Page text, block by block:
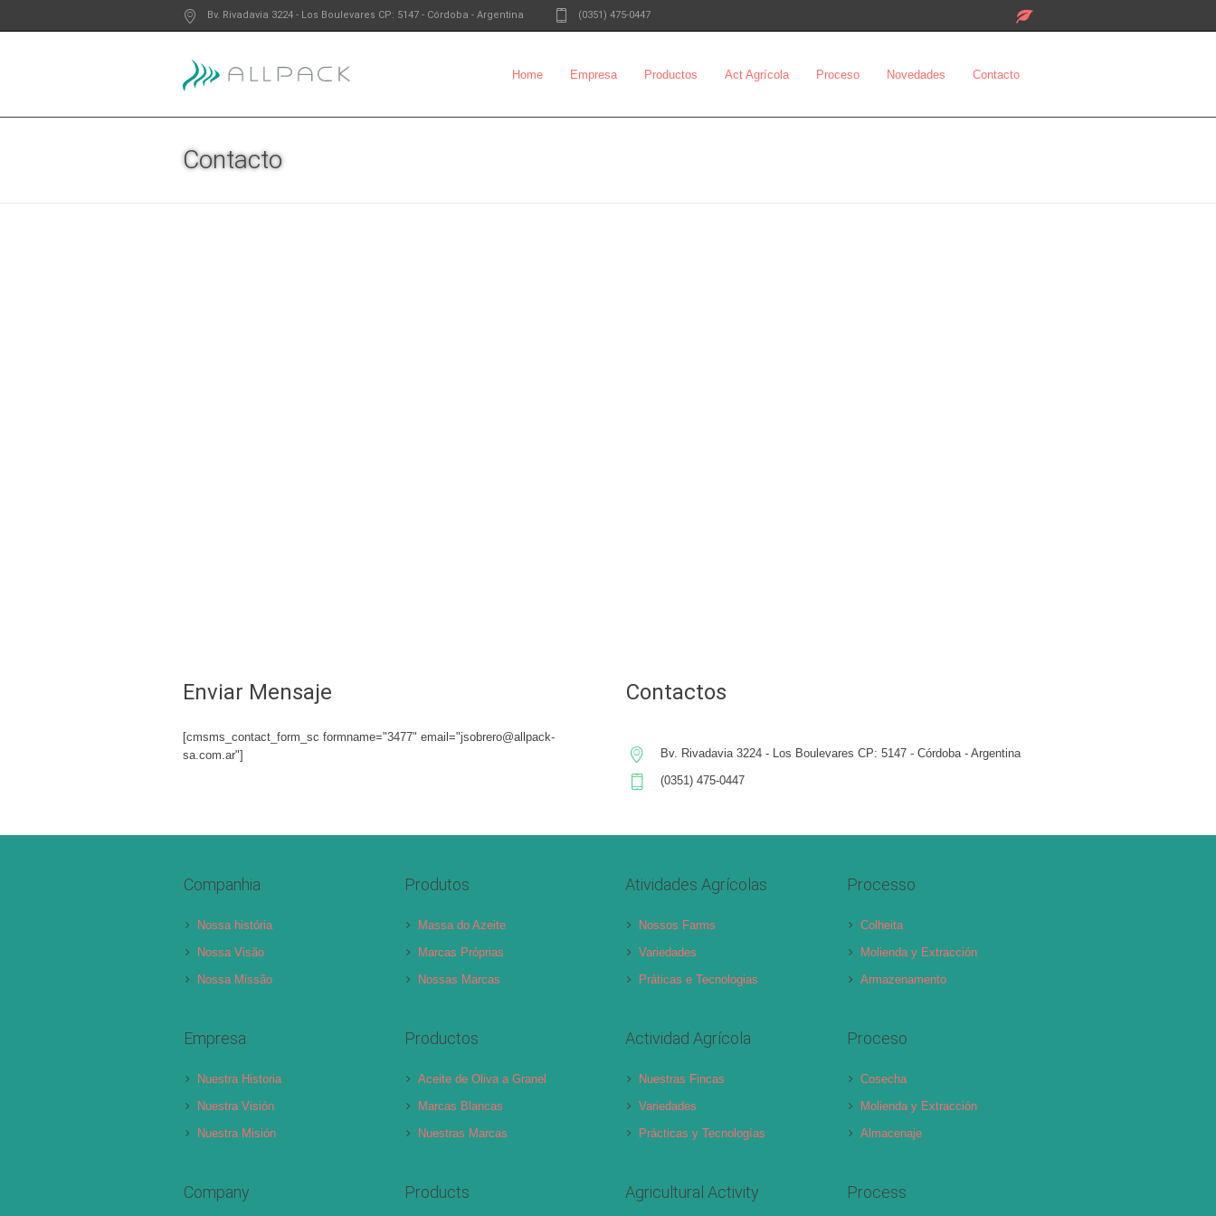
Bv. Rivadavia 3224 - Los Boulevares CP: 5147 - Córdoba - Argentina (0351) 475-0447
Home Empresa Productos Act Agrícola Proceso Novedades Contacto
Contacto
Enviar Mensaje
[cmsms_contact_form_sc formname="3477" email="jsobrero@allpack-
sa.com.ar"]
Contactos
Bv. Rivadavia 3224 - Los Boulevares CP: 5147 - Córdoba - Argentina
(0351) 475-0447
Companhia
Nossa história
Nossa Visão
Nossa Missão
Produtos
Massa do Azeite
Marcas Próprias
Nossas Marcas
Atividades Agrícolas
Nossos Farms
Variedades
Práticas e Tecnologias
Processo
Colheita
Molienda y Extracción
Armazenamento
Empresa
Nuestra Historia
Nuestra Visión
Nuestra Misión
Productos
Aceite de Oliva a Granel
Marcas Blancas
Nuestras Marcas
Actividad Agrícola
Nuestras Fincas
Variedades
Prácticas y Tecnologías
Proceso
Cosecha
Molienda y Extracción
Almacenaje
Company Products Agricultural Activity Process